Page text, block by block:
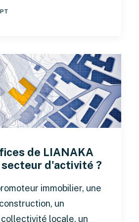
de LIANAKA
d'activité ?
immobilier, une
un
locale, un